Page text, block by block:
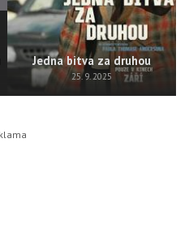
Jedna bitva za druhou
25. 9. 2025